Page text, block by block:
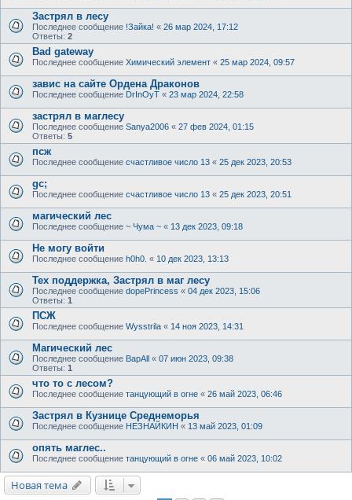
Застрял в лесу
Последнее сообщение !Зайка! « 26 мар 2024, 17:12
Ответы: 2
Bad gateway
Последнее сообщение Химический элемент « 25 мар 2024, 09:57
завис на сайте Ордена Драконов
Последнее сообщение DrInOyT « 23 мар 2024, 22:58
застрял в маглесу
Последнее сообщение Sanya2006 « 27 фев 2024, 01:15
Ответы: 5
псж
Последнее сообщение счастливое число 13 « 25 дек 2023, 20:53
gc;
Последнее сообщение счастливое число 13 « 25 дек 2023, 20:51
магический лес
Последнее сообщение ~ Чума ~ « 13 дек 2023, 09:18
Не могу войти
Последнее сообщение h0h0. « 10 дек 2023, 13:13
Тех поддержка, Застрял в маг лесу
Последнее сообщение dopePrincess « 04 дек 2023, 15:06
Ответы: 1
ПСЖ
Последнее сообщение Wysstrila « 14 ноя 2023, 14:31
Магический лес
Последнее сообщение BapAll « 07 июн 2023, 09:38
Ответы: 1
что то с лесом?
Последнее сообщение танцующий в огне « 26 май 2023, 06:46
Застрял в Кузнице Среднеморья
Последнее сообщение НЕЗНАЙКИН « 13 май 2023, 01:09
опять маглес..
Последнее сообщение танцующий в огне « 06 май 2023, 10:02
Новая тема